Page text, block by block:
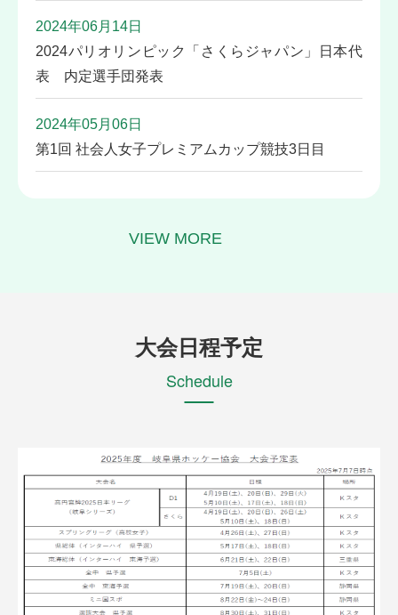
2024年06月14日
2024パリオリンピック「さくらジャパン」⽇本代
表 内定選⼿団発表
2024年05月06日
第1回 社会人女子プレミアムカップ競技3日目
VIEW MORE
大会日程予定
Schedule